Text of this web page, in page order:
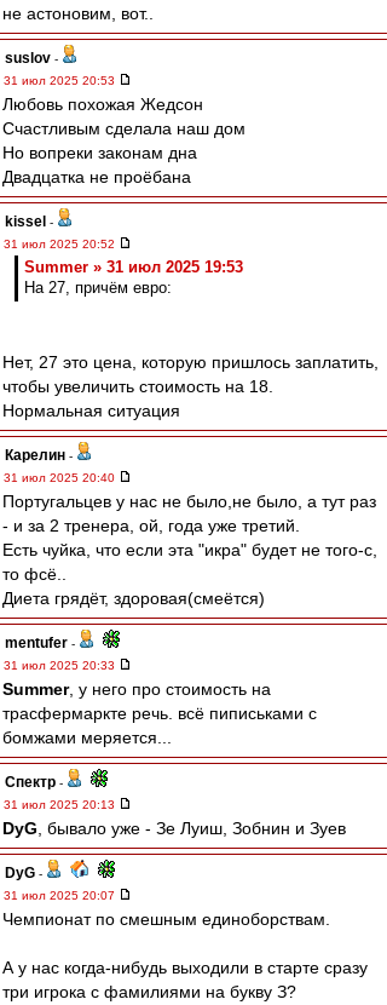
не астоновим, вот..
suslov -
31 июл 2025 20:53
Любовь похожая Жедсон
Счастливым сделала наш дом
Но вопреки законам дна
Двадцатка не проёбана
kissel -
31 июл 2025 20:52
Summer » 31 июл 2025 19:53
На 27, причём евро:
Нет, 27 это цена, которую пришлось заплатить,
чтобы увеличить стоимость на 18.
Нормальная ситуация
Карелин -
31 июл 2025 20:40
Португальцев у нас не было,не было, а тут раз
- и за 2 тренера, ой, года уже третий.
Есть чуйка, что если эта "икра" будет не того-с,
то фсё..
Диета грядёт, здоровая(смеётся)
mentufer -
31 июл 2025 20:33
Summer, у него про стоимость на
трасфермаркте речь. всё пиписьками с
бомжами меряется...
Спектр -
31 июл 2025 20:13
DyG , бывало уже - Зе Луиш, Зобнин и Зуев
DyG -
31 июл 2025 20:07
Чемпионат по смешным единоборствам.
А у нас когда-нибудь выходили в старте сразу
три игрока с фамилиями на букву З?